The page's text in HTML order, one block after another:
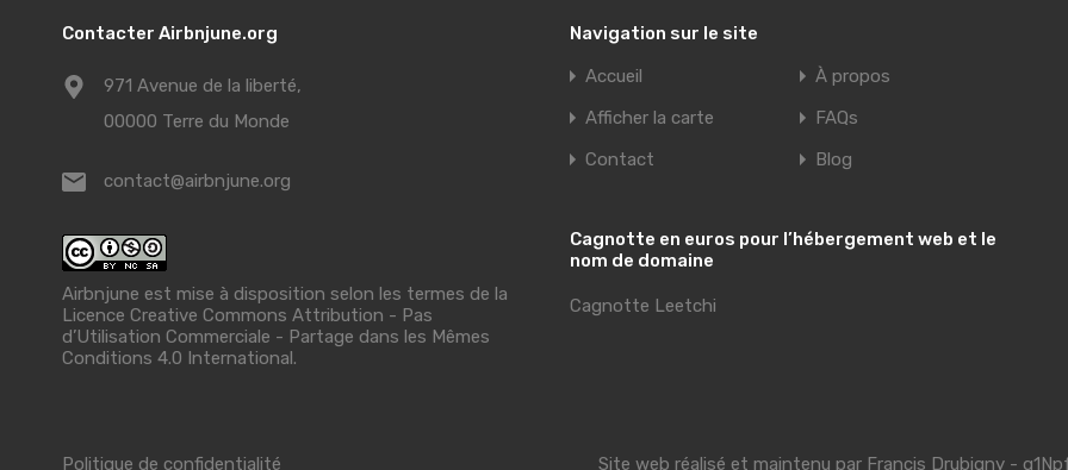
Contacter Airbnjune.org
971 Avenue de la liberté,
00000 Terre du Monde
contact@airbnjune.org
Airbnjune est mise à disposition selon les termes de la
Licence Creative Commons Attribution - Pas
d’Utilisation Commerciale - Partage dans les Mêmes
Conditions 4.0 International.
Navigation sur le site
Accueil
À propos
Afficher la carte
FAQs
Contact
Blog
Cagnotte en euros pour l’hébergement web et le
nom de domaine
Cagnotte Leetchi
Politique de confidentialité Site web réalisé et maintenu par Francis Drubigny -